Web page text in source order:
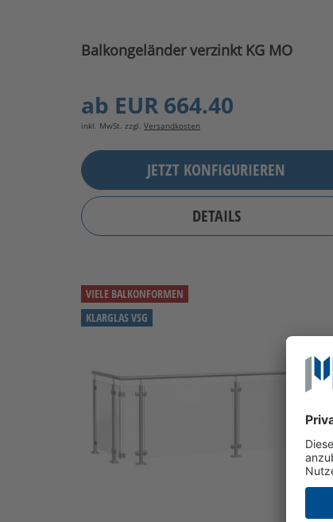
Balkongeländer verzinkt KG MO
ab EUR 664.40
inkl. MwSt. zzgl. Versandkosten
JETZT KONFIGURIEREN
DETAILS
VIELE BALKONFORMEN
KLARGLAS VSG